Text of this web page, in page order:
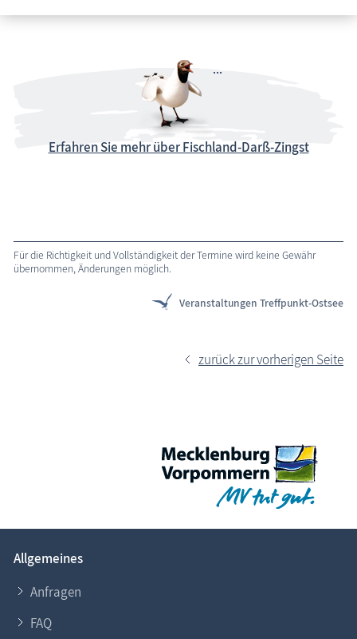
Erfahren Sie mehr über Fischland-Darß-Zingst
Für die Richtigkeit und Vollständigkeit der Termine wird keine Gewähr
übernommen, Änderungen möglich.
Veranstaltungen Treffpunkt-Ostsee
zurück zur vorherigen Seite
Allgemeines
Anfragen
FAQ